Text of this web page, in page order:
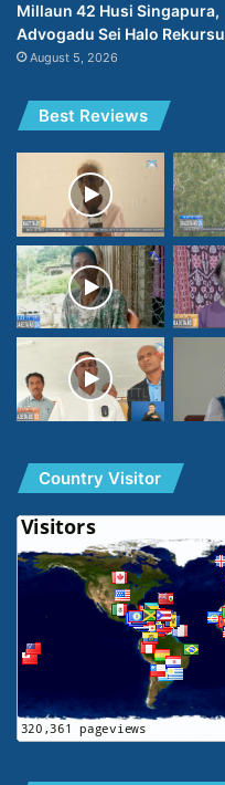
Millaun 42 Husi Singapura,
Advogadu Sei Halo Rekursu
August 5, 2026
Best Reviews
Country Visitor